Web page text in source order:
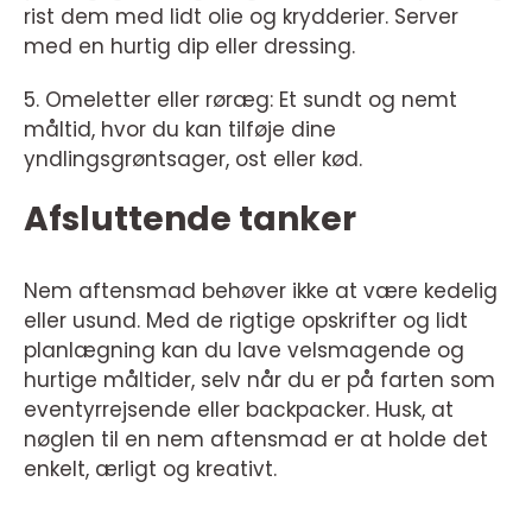
rist dem med lidt olie og krydderier. Server
med en hurtig dip eller dressing.
5. Omeletter eller røræg: Et sundt og nemt
måltid, hvor du kan tilføje dine
yndlingsgrøntsager, ost eller kød.
Afsluttende tanker
Nem aftensmad behøver ikke at være kedelig
eller usund. Med de rigtige opskrifter og lidt
planlægning kan du lave velsmagende og
hurtige måltider, selv når du er på farten som
eventyrrejsende eller backpacker. Husk, at
nøglen til en nem aftensmad er at holde det
enkelt, ærligt og kreativt.